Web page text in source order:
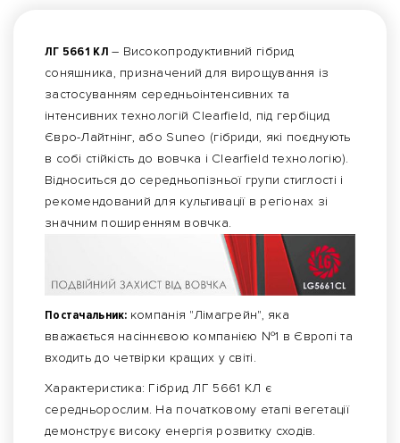
ЛГ 5661 КЛ– Високопродуктивний гібрид
соняшника, призначений для вирощування із
застосуванням середньоінтенсивних та
інтенсивних технологій Clearfield, під гербіцид
Євро-Лайтнінг, або Suneo (гібриди, які поєднують
в собі стійкість до вовчка і Clearfield технологію).
Відноситься до середньопізньої групи стиглості і
рекомендований для культивації в регіонах зі
значним поширенням вовчка.
Постачальник: компанія "Лімагрейн", яка
вважається насіннєвою компанією №1 в Європі та
входить до четвірки кращих у світі.
Характеристика: Гібрид ЛГ 5661 КЛ є
середньорослим. На початковому етапі вегетації
демонструє високу енергія розвитку сходів.